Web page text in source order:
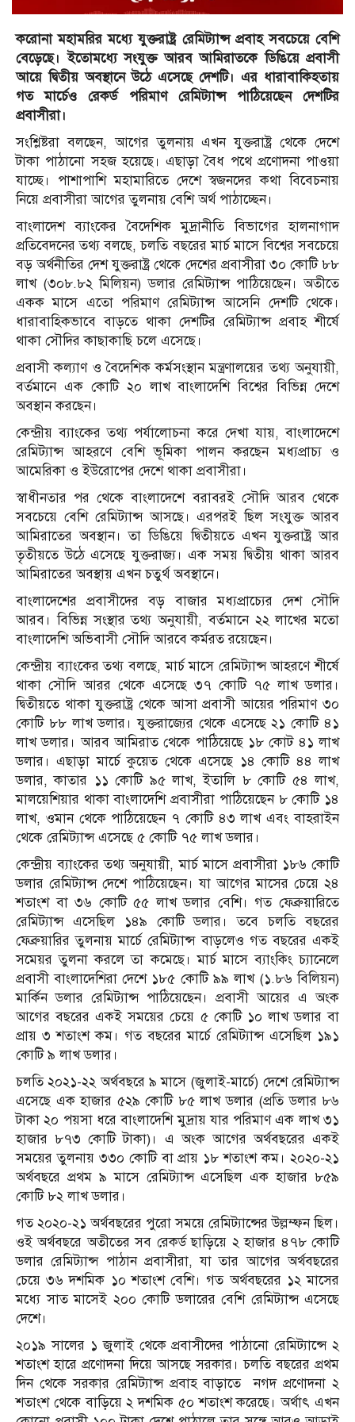
করোনা মহামরির মধ্যে যুক্তরাষ্ট্র রেমিট্যান্স প্রবাহ সবচেয়ে বেশি
বেড়েছে। ইতোমধ্যে সংযুক্ত আরব আমিরাতকে ডিঙিয়ে প্রবাসী
আয়ে দ্বিতীয় অবস্থানে উঠে এসেছে দেশটি। এর ধারাবাকিহতায়
গত মার্চেও রেকর্ড পরিমাণ রেমিট্যান্স পাঠিয়েছেন দেশটির
প্রবাসীরা।
সংশ্লিষ্টরা বলছেন, আগের তুলনায় এখন যুক্তরাষ্ট্র থেকে দেশে
টাকা পাঠানো সহজ হয়েছে। এছাড়া বৈধ পথে প্রণোদনা পাওয়া
যাচ্ছে। পাশাপাশি মহামারিতে দেশে স্বজনদের কথা বিবেচনায়
নিয়ে প্রবাসীরা আগের তুলনায় বেশি অর্থ পাঠাচ্ছেন।
বাংলাদেশ ব্যাংকের বৈদেশিক মুদ্রানীতি বিভাগের হালনাগাদ
প্রতিবেদনের তথ্য বলছে, চলতি বছরের মার্চ মাসে বিশ্বের সবচেয়ে
বড় অর্থনীতির দেশ যুক্তরাষ্ট্র থেকে দেশের প্রবাসীরা ৩০ কোটি ৮৮
লাখ (৩০৮.৮২ মিলিয়ন) ডলার রেমিট্যান্স পাঠিয়েছেন। অতীতে
একক মাসে এতো পরিমাণ রেমিট্যান্স আসেনি দেশটি থেকে।
ধারাবাহিকভাবে বাড়তে থাকা দেশটির রেমিট্যান্স প্রবাহ শীর্ষে
থাকা সৌদির কাছাকাছি চলে এসেছে।
প্রবাসী কল্যাণ ও বৈদেশিক কর্মসংস্থান মন্ত্রণালয়ের তথ্য অনুযায়ী,
বর্তমানে এক কোটি ২০ লাখ বাংলাদেশি বিশ্বের বিভিন্ন দেশে
অবস্থান করছেন।
কেন্দ্রীয় ব্যাংকের তথ্য পর্যালোচনা করে দেখা যায়, বাংলাদেশে
রেমিট্যান্স আহরণে বেশি ভূমিকা পালন করছেন মধ্যপ্রাচ্য ও
আমেরিকা ও ইউরোপের দেশে থাকা প্রবাসীরা।
স্বাধীনতার পর থেকে বাংলাদেশে বরাবরই সৌদি আরব থেকে
সবচেয়ে বেশি রেমিট্যান্স আসছে। এরপরই ছিল সংযুক্ত আরব
আমিরাতের অবস্থান। তা ডিঙিয়ে দ্বিতীয়তে এখন যুক্তরাষ্ট্র আর
তৃতীয়তে উঠে এসেছে যুক্তরাজ্য। এক সময় দ্বিতীয় থাকা আরব
আমিরাতের অবস্থায় এখন চতুর্থ অবস্থানে।
বাংলাদেশের প্রবাসীদের বড় বাজার মধ্যপ্রাচ্যের দেশ সৌদি
আরব। বিভিন্ন সংস্থার তথ্য অনুযায়ী, বর্তমানে ২২ লাখের মতো
বাংলাদেশি অভিবাসী সৌদি আরবে কর্মরত রয়েছেন।
কেন্দ্রীয় ব্যাংকের তথ্য বলছে, মার্চ মাসে রেমিট্যান্স আহরণে শীর্ষে
থাকা সৌদি আরর থেকে এসেছে ৩৭ কোটি ৭৫ লাখ ডলার।
দ্বিতীয়তে থাকা যুক্তরাষ্ট্র থেকে আসা প্রবাসী আয়ের পরিমাণ ৩০
কোটি ৮৮ লাখ ডলার। যুক্তরাজ্যের থেকে এসেছে ২১ কোটি ৪১
লাখ ডলার। আরব আমিরাত থেকে পাঠিয়েছে ১৮ কোট ৪১ লাখ
ডলার। এছাড়া মার্চে কুয়েত থেকে এসেছে ১৪ কোটি ৪৪ লাখ
ডলার, কাতার ১১ কোটি ৯৫ লাখ, ইতালি ৮ কোটি ৫৪ লাখ,
মালয়েশিয়ার থাকা বাংলাদেশি প্রবাসীরা পাঠিয়েছেন ৮ কোটি ১৪
লাখ, ওমান থেকে পাঠিয়েছেন ৭ কোটি ৪৩ লাখ এবং বাহরাইন
থেকে রেমিট্যান্স এসেছে ৫ কোটি ৭৫ লাখ ডলার।
কেন্দ্রীয় ব্যাংকের তথ্য অনুযায়ী, মার্চ মাসে প্রবাসীরা ১৮৬ কোটি
ডলার রেমিট্যান্স দেশে পাঠিয়েছেন। যা আগের মাসের চেয়ে ২৪
শতাংশ বা ৩৬ কোটি ৫৫ লাখ ডলার বেশি। গত ফেব্রুয়ারিতে
রেমিট্যান্স এসেছিল ১৪৯ কোটি ডলার। তবে চলতি বছরের
ফেব্রুয়ারির তুলনায় মার্চে রেমিট্যান্স বাড়লেও গত বছরের একই
সমেয়র তুলনা করলে তা কমেছে। মার্চ মাসে ব্যাংকিং চ্যানেলে
প্রবাসী বাংলাদেশিরা দেশে ১৮৫ কোটি ৯৯ লাখ (১.৮৬ বিলিয়ন)
মার্কিন ডলার রেমিট্যান্স পাঠিয়েছেন। প্রবাসী আয়ের এ অংক
আগের বছরের একই সময়ের চেয়ে ৫ কোটি ১০ লাখ ডলার বা
প্রায় ৩ শতাংশ কম। গত বছরের মার্চে রেমিট্যান্স এসেছিল ১৯১
কোটি ৯ লাখ ডলার।
চলতি ২০২১-২২ অর্থবছরে ৯ মাসে (জুলাই-মার্চে) দেশে রেমিট্যান্স
এসেছে এক হাজার ৫২৯ কোটি ৮৫ লাখ ডলার (প্রতি ডলার ৮৬
টাকা ২০ পয়সা ধরে বাংলাদেশি মুদ্রায় যার পরিমাণ এক লাখ ৩১
হাজার ৮৭৩ কোটি টাকা)। এ অংক আগের অর্থবছরের একই
সময়ের তুলনায় ৩৩০ কোটি বা প্রায় ১৮ শতাংশ কম। ২০২০-২১
অর্থবছরে প্রথম ৯ মাসে রেমিট্যান্স এসেছিল এক হাজার ৮৫৯
কোটি ৮২ লাখ ডলার।
গত ২০২০-২১ অর্থবছরের পুরো সময়ে রেমিট্যান্সের উল্লম্ফন ছিল।
ওই অর্থবছরে অতীতের সব রেকর্ড ছাড়িয়ে ২ হাজার ৪৭৮ কোটি
ডলার রেমিট্যান্স পাঠান প্রবাসীরা, যা তার আগের অর্থবছরের
চেয়ে ৩৬ দশমিক ১০ শতাংশ বেশি। গত অর্থবছরের ১২ মাসের
মধ্যে সাত মাসেই ২০০ কোটি ডলারের বেশি রেমিট্যান্স এসেছে
দেশে।
২০১৯ সালের ১ জুলাই থেকে প্রবাসীদের পাঠানো রেমিট্যান্সে ২
শতাংশ হারে প্রণোদনা দিয়ে আসছে সরকার। চলতি বছরের প্রথম
দিন থেকে সরকার রেমিট্যান্স প্রবাহ বাড়াতে নগদ প্রণোদনা ২
শতাংশ থেকে বাড়িয়ে ২ দশমিক ৫০ শতাংশ করেছে। অর্থাৎ এখন